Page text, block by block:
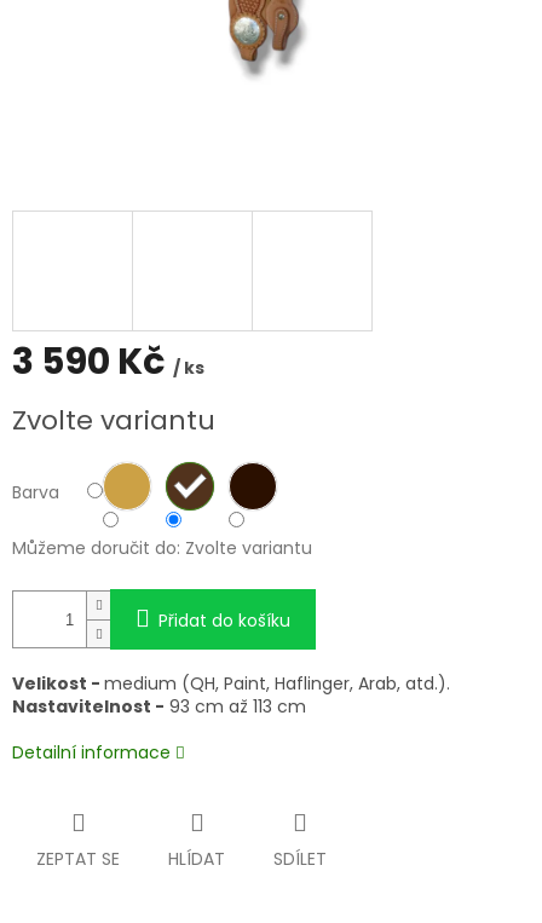
3 590 Kč / ks
cena:
Zvolte variantu
Barva
Můžeme doručit do: Zvolte variantu
Přidat do košíku
Velikost - medium (QH, Paint, Haflinger, Arab, atd.).
Nastavitelnost - 93 cm až 113 cm
Detailní informace
ZEPTAT SE HLÍDAT SDÍLET